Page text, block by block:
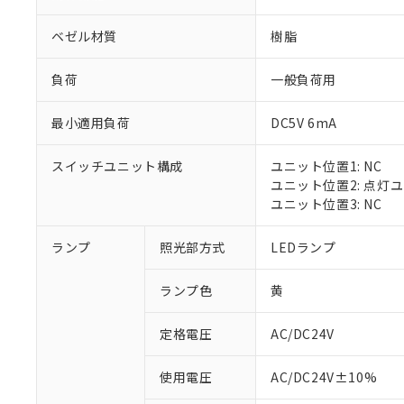
ベゼル材質 樹脂
負荷 一般負荷用
最小適用負荷 DC5V 6mA
スイッチユニット構成
ユニット位置1: NC
ユニット位置2: 点灯
ユニット位置3: NC
ランプ 照光部方式 LEDランプ
ランプ色 黄
定格電圧 AC/DC24V
使用電圧 AC/DC24V±10%
ご利用条件
※1 対応状況
調査・確認中：
非該当品：ライセ
仕入先様の事情に
があります。
※1 中国